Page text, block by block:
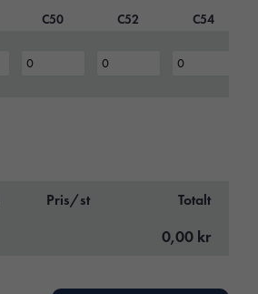
C50 C52 C54
Pris/st Totalt
0,00 kr